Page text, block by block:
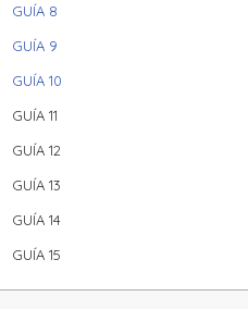
GUÍA 8
GUÍA 9
GUÍA 10
GUÍA 11
GUÍA 12
GUÍA 13
GUÍA 14
GUÍA 15